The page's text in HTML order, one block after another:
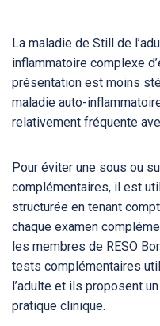
La maladie de Still de
inflammatoire complexe
présentation est moins
maladie auto-
relativement fréquente
Pour éviter une sous ou
complémentaires, il est
structurée en tenant
chaque examen
les membres de RESO
tests complémentaires
l’adulte et ils proposent
pratique clinique.